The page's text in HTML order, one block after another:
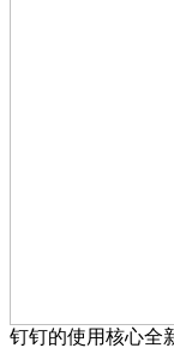
钉钉的使用核心全